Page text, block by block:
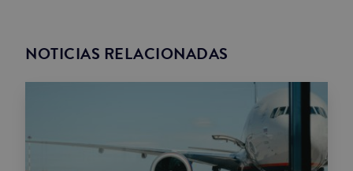
NOTICIAS RELACIONADAS